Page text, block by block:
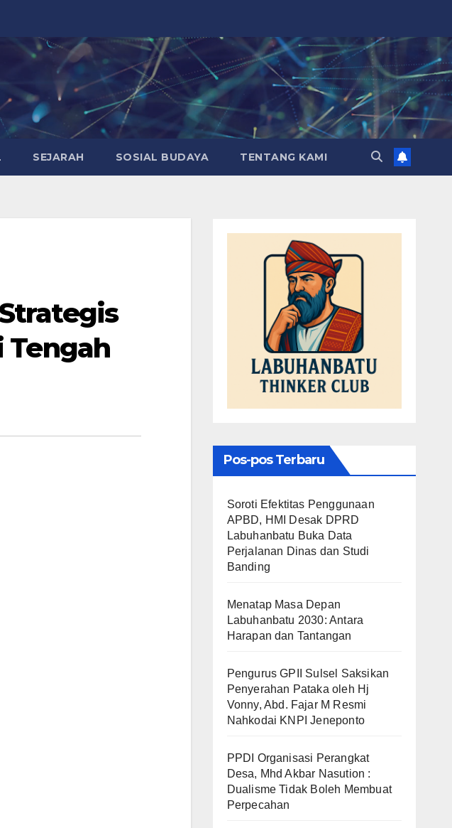
SEJARAH SOSIAL BUDAYA TENTANG KAMI
Tengah
Pos-pos Terbaru
Soroti Efektitas Penggunaan
APBD, HMI Desak DPRD
Labuhanbatu Buka Data
Perjalanan Dinas dan Studi
Banding
Menatap Masa Depan
Labuhanbatu 2030: Antara
Harapan dan Tantangan
Pengurus GPII Sulsel Saksikan
Penyerahan Pataka oleh Hj
Vonny, Abd. Fajar M Resmi
Nahkodai KNPI Jeneponto
PPDI Organisasi Perangkat
Desa, Mhd Akbar Nasution :
Dualisme Tidak Boleh Membuat
Perpecahan